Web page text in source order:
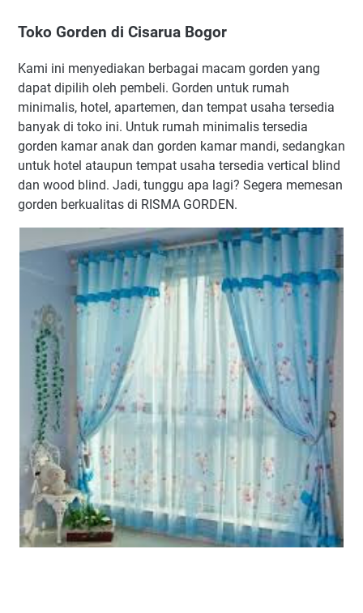
Toko Gorden di Cisarua Bogor
Kami ini menyediakan berbagai macam gorden yang
dapat dipilih oleh pembeli. Gorden untuk rumah
minimalis, hotel, apartemen, dan tempat usaha tersedia
banyak di toko ini. Untuk rumah minimalis tersedia
gorden kamar anak dan gorden kamar mandi, sedangkan
untuk hotel ataupun tempat usaha tersedia vertical blind
dan wood blind. Jadi, tunggu apa lagi? Segera memesan
gorden berkualitas di RISMA GORDEN.